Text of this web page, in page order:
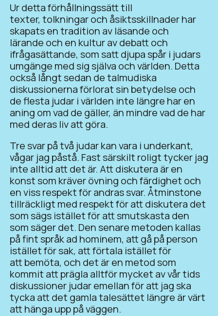
Ur detta förhållningssätt till
texter, tolkningar och åsiktsskillnader har
skapats en tradition av läsande och
lärande och en kultur av debatt och
ifrågasättande, som satt djupa spår i judars
umgänge med sig själva och världen. Detta
också långt sedan de talmudiska
diskussionerna förlorat sin betydelse och
de flesta judar i världen inte längre har en
aning om vad de gäller, än mindre vad de har
med deras liv att göra.
Tre svar på två judar kan vara i underkant,
vågar jag påstå. Fast särskilt roligt tycker jag
inte alltid att det är. Att diskutera är en
konst som kräver övning och färdighet och
en viss respekt för andras svar. Åtminstone
tillräckligt med respekt för att diskutera det
som sägs istället för att smutskasta den
som säger det. Den senare metoden kallas
på fint språk ad hominem, att gå på person
istället för sak, att förtala istället för
att bemöta, och det är en metod som
kommit att prägla alltför mycket av vår tids
diskussioner judar emellan för att jag ska
tycka att det gamla talesättet längre är värt
att hänga upp på väggen.